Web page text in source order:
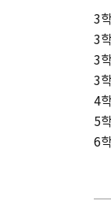
3
3
3
3
4
5
6